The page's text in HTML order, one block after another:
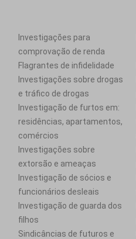
Investigações para
comprovação de renda
Flagrantes de infidelidade
Investigações sobre drogas
e tráfico de drogas
Investigação de furtos em:
residências, apartamentos,
comércios
Investigações sobre
extorsão e ameaças
Investigação de sócios e
funcionários desleais
Investigação de guarda dos
filhos
Sindicâncias de futuros e